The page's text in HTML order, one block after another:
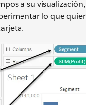
a su
lo que